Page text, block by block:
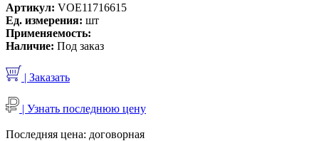
Артикул: VOE11716615
Ед. измерения: шт
Применяемость:
Наличие: Под заказ
| Заказать
| Узнать последнюю цену
Последняя цена: договорная